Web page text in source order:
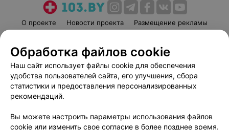
О проекте Новости проекта
Размещение рекламы
Пользовательское соглашение
Способы оплаты
Вакансии
Партнеры
Написать руководителю 103.by
Обработка персональных данных
Обработка файлов cookie
Наш сайт использует файлы cookie для обеспечения
удобства пользователей сайта, его улучшения, сбора
статистики и предоставления персонализированных
рекомендаций.
Вы можете настроить параметры использования файлов
cookie или изменить свое согласие в более позднее время.